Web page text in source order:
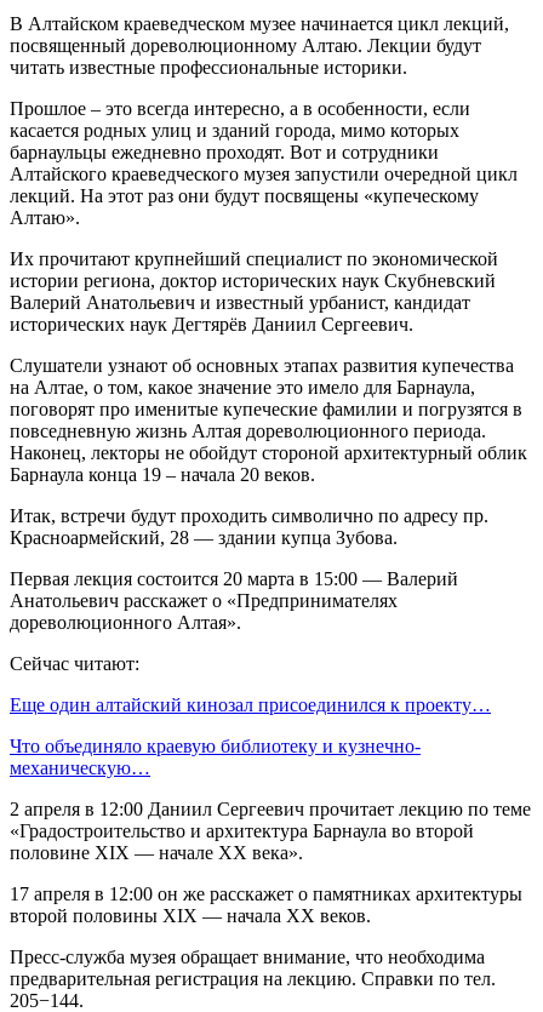
В Алтайском краеведческом музее начинается цикл лекций,
посвященный дореволюционному Алтаю. Лекции будут
читать известные профессиональные историки.
Прошлое – это всегда интересно, а в особенности, если
касается родных улиц и зданий города, мимо которых
барнаульцы ежедневно проходят. Вот и сотрудники
Алтайского краеведческого музея запустили очередной цикл
лекций. На этот раз они будут посвящены «купеческому
Алтаю».
Их прочитают крупнейший специалист по экономической
истории региона, доктор исторических наук Скубневский
Валерий Анатольевич и известный урбанист, кандидат
исторических наук Дегтярёв Даниил Сергеевич.
Слушатели узнают об основных этапах развития купечества
на Алтае, о том, какое значение это имело для Барнаула,
поговорят про именитые купеческие фамилии и погрузятся в
повседневную жизнь Алтая дореволюционного периода.
Наконец, лекторы не обойдут стороной архитектурный облик
Барнаула конца 19 – начала 20 веков.
Итак, встречи будут проходить символично по адресу пр.
Красноармейский, 28 — здании купца Зубова.
Первая лекция состоится 20 марта в 15:00 — Валерий
Анатольевич расскажет о «Предпринимателях
дореволюционного Алтая».
Сейчас читают:
Еще один алтайский кинозал присоединился к проекту…
Что объединяло краевую библиотеку и кузнечно-
механическую…
2 апреля в 12:00 Даниил Сергеевич прочитает лекцию по теме
«Градостроительство и архитектура Барнаула во второй
половине XIX — начале XX века».
17 апреля в 12:00 он же расскажет о памятниках архитектуры
второй половины XIX — начала XX веков.
Пресс-служба музея обращает внимание, что необходима
предварительная регистрация на лекцию. Справки по тел.
205−144.